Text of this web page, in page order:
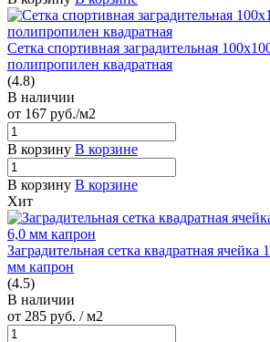
Сетка спортивная заградительная
полипропилен квадратная
(4.8)
В наличии
от 167 руб./м2
В корзину В корзине
В корзину В корзине
Хит
Заградительная сетка квадратная
мм капрон
(4.5)
В наличии
от 285 руб. / м2